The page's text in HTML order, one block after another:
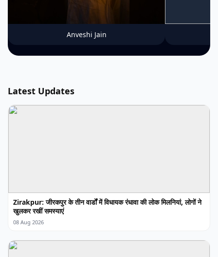
Anveshi Jain
Latest Updates
Zirakpur: जीरकपुर के तीन वार्डों में विधायक रंधावा की लोक मिलनियां, लोगों ने
खुलकर रखीं समस्याएं
08 Aug 2026